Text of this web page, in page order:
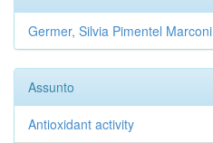
Germer, Silvia Pimentel Marconi
Assunto
Antioxidant activity